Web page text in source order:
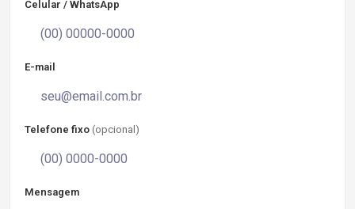
Celular / WhatsApp
E-mail
Telefone fixo (opcional)
Mensagem